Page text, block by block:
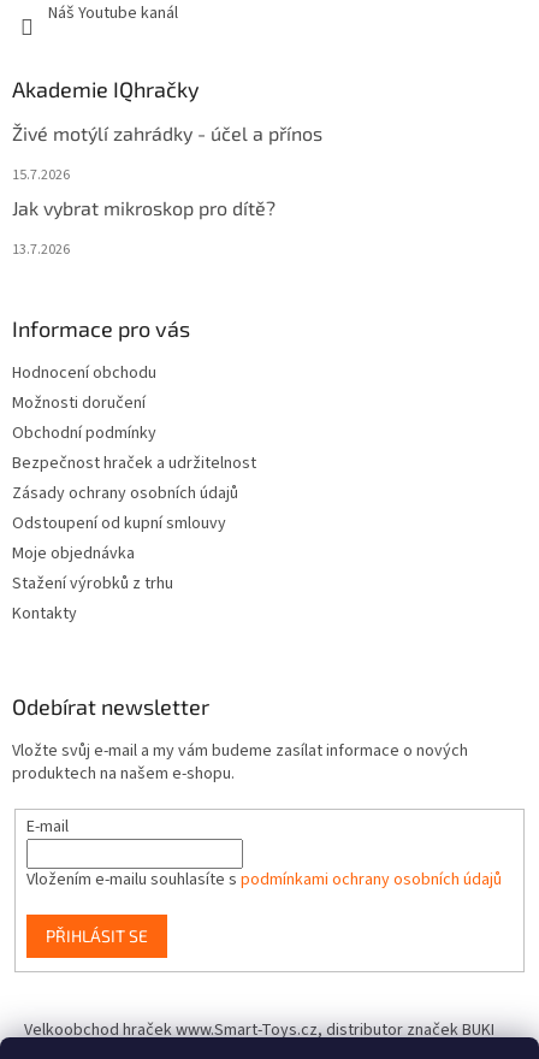
Náš Youtube kanál
Akademie IQhračky
Živé motýlí zahrádky - účel a přínos
15.7.2026
Jak vybrat mikroskop pro dítě?
13.7.2026
Informace pro vás
Hodnocení obchodu
Možnosti doručení
Obchodní podmínky
Bezpečnost hraček a udržitelnost
Zásady ochrany osobních údajů
Odstoupení od kupní smlouvy
Moje objednávka
Stažení výrobků z trhu
Kontakty
Odebírat newsletter
Vložte svůj e-mail a my vám budeme zasílat informace o nových
produktech na našem e-shopu.
E-mail
Vložením e-mailu souhlasíte s podmínkami ochrany osobních údajů
PŘIHLÁSIT SE
Velkoobchod hraček www.Smart-Toys.cz, distributor značek BUKI